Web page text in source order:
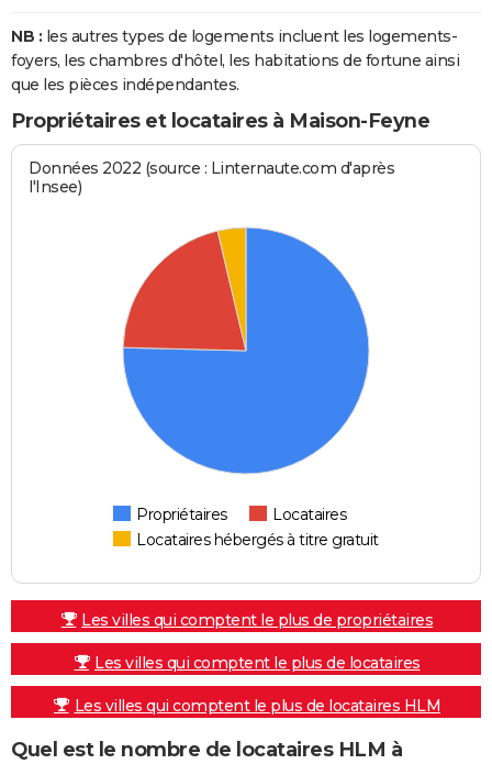
NB : les autres types de logements incluent les logements-
foyers, les chambres d'hôtel, les habitations de fortune ainsi
que les pièces indépendantes.
Propriétaires et locataires à Maison-Feyne
Données 2022 (source : Linternaute.com d'après
l'Insee)
Propriétaires
Locataires
Locataires hébergés à titre gratuit
Les villes qui comptent le plus de propriétaires
Les villes qui comptent le plus de locataires
Les villes qui comptent le plus de locataires HLM
Quel est le nombre de locataires HLM à